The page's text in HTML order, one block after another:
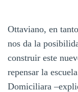
Ottaviano, en
nos da la
construir este
repensar la
Domiciliara